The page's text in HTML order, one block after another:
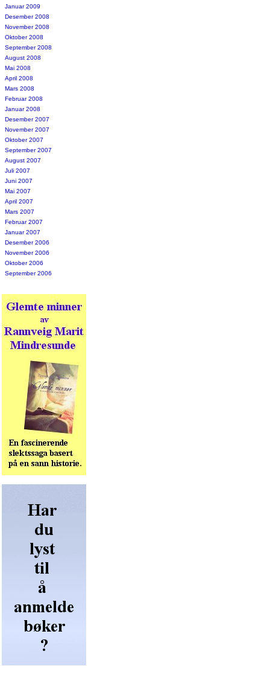
Januar 2009
Desember 2008
November 2008
Oktober 2008
September 2008
August 2008
Mai 2008
April 2008
Mars 2008
Februar 2008
Januar 2008
Desember 2007
November 2007
Oktober 2007
September 2007
August 2007
Juli 2007
Juni 2007
Mai 2007
April 2007
Mars 2007
Februar 2007
Januar 2007
Desember 2006
November 2006
Oktober 2006
September 2006